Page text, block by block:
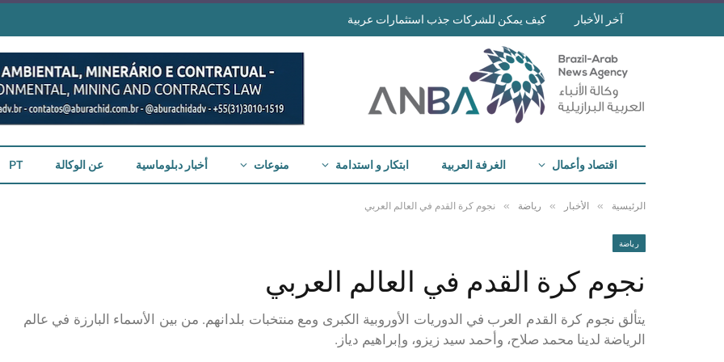
آخر الأخبار كيف يمكن للشركات جذب استثمارات عربية
اقتصاد وأعمال الغرفة العربية ابتكار و استدامة منوعات أخبار دبلوماسية عن الوكالة PT
الرئيسية » الأخبار » رياضة » نجوم كرة القدم في العالم العربي
رياضة
نجوم كرة القدم في العالم العربي
يتألق نجوم كرة القدم العرب في الدوريات الأوروبية الكبرى ومع منتخبات بلدانهم. من بين الأسماء البارزة في عالم
الرياضة لدينا محمد صلاح، وأحمد سيد زيزو، وإبراهيم دياز.